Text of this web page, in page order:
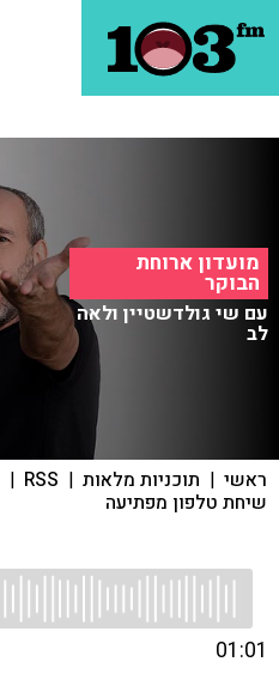
מועדון ארוחת
הבוקר
עם שי גולדשטיין ולאה
לב
ראשי | תוכניות מלאות |
RSS
|
שיחת טלפון מפתיעה
01:01